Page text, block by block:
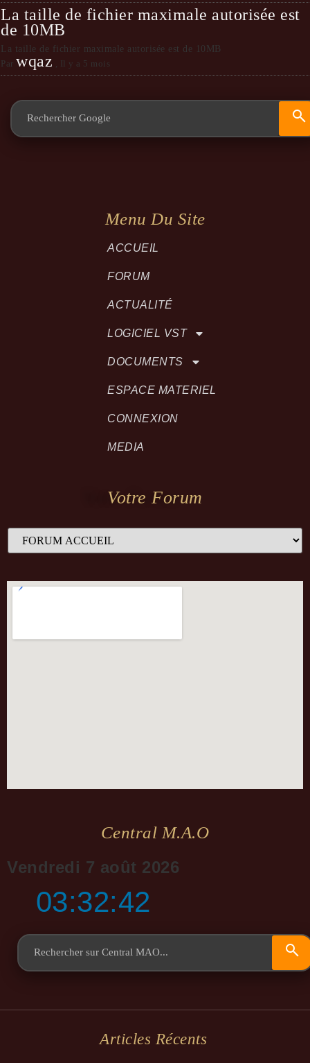
La taille de fichier maximale autorisée est
de 10MB
La taille de fichier maximale autorisée est de 10MB
Par wqaz Il y a 5 mois
Menu Du Site
ACCUEIL
FORUM
ACTUALITÉ
LOGICIEL VST
DOCUMENTS
ESPACE MATERIEL
CONNEXION
MEDIA
Votre Forum
Central M.a.o
Vendredi 7 août 2026
03:32:43
Articles Récents